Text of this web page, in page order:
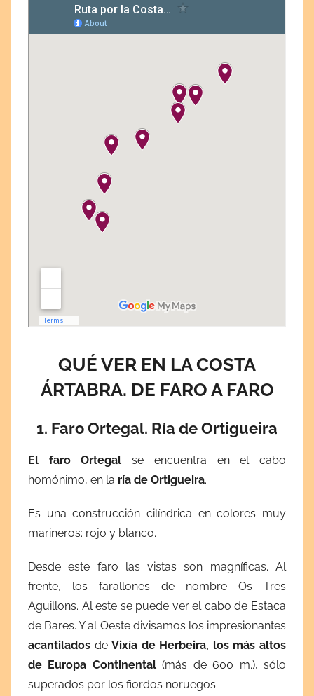
QUÉ VER EN LA COSTA
ÁRTABRA. DE FARO A FARO
1. Faro Ortegal. Ría de Ortigueira
El faro Ortegalse encuentra en el cabo
homónimo, en la ría de Ortigueira.
Es una construcción cilíndrica en colores muy
marineros: rojo y blanco.
Desde este faro las vistas son magníficas. Al
frente, los farallones de nombre Os Tres
Aguillons. Al este se puede ver el cabo de Estaca
de Bares. Y al Oeste divisamos los impresionantes
acantilados deVixía de Herbeira, los más altos
de Europa Continental(más de 600 m.), sólo
superados por los fiordos noruegos.